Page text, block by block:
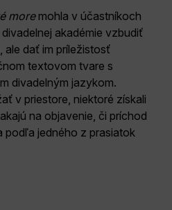
moremohla v účastníkoch
akadémie vzbudiť
ale dať im príležistosť
textovom tvare s
divadelným jazykom.
v priestore, niektoré získali
na objavenie, či príchod
podľa jedného z prasiatok